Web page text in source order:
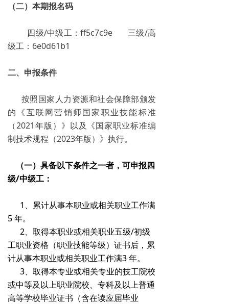
（二）本期报名码
四级/中级工：ff5c7c9e 三级/高
级工：6e0d61b1
二、申报条件
按照国家人力资源和社会保障部颁发
的《互联网营销师国家职业技能标准
（2021年版）》以及《国家职业标准编
制技术规程（2023年版）》执行。
（一）具备以下条件之一者，可申报四
级/中级工：
1、累计从事本职业或相关职业工作满
5 年。
2、取得本职业或相关职业五级/初级
工职业资格（职业技能等级）证书后，累
计从事本职业或相关职业工作满3 年。
3、取得本专业或相关专业的技工院校
或中等及以上职业院校、专科及以上普通
高等学校毕业证书（含在读应届毕业